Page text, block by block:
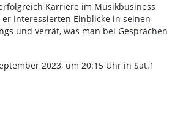
Karriere im Musikbusiness
Interessierten Einblicke in seinen
und verrät, was man bei Gesprächen
2023, um 20:15 Uhr in Sat.1